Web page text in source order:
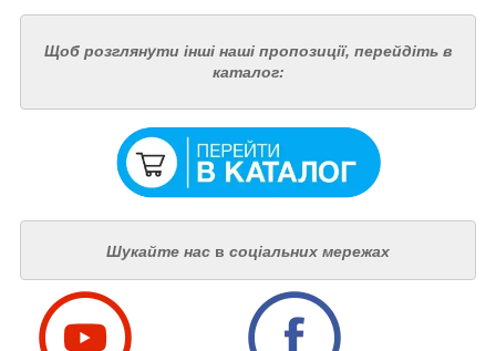
Щоб розглянути інші наші пропозиції, перейдіть в
каталог:
Шукайте нас в соціальних мережах